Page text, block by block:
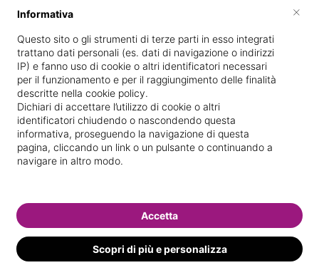
Vedi le informazioni di ilaria
Informativa
Questo sito o gli strumenti di terze parti in esso integrati
trattano dati personali (es. dati di navigazione o indirizzi
IP) e fanno uso di cookie o altri identificatori necessari
per il funzionamento e per il raggiungimento delle finalità
descritte nella cookie policy.
Dichiari di accettare l’utilizzo di cookie o altri
identificatori chiudendo o nascondendo questa
informativa, proseguendo la navigazione di questa
pagina, cliccando un link o un pulsante o continuando a
navigare in altro modo.
Scopri di più e personalizza
Accetta
×